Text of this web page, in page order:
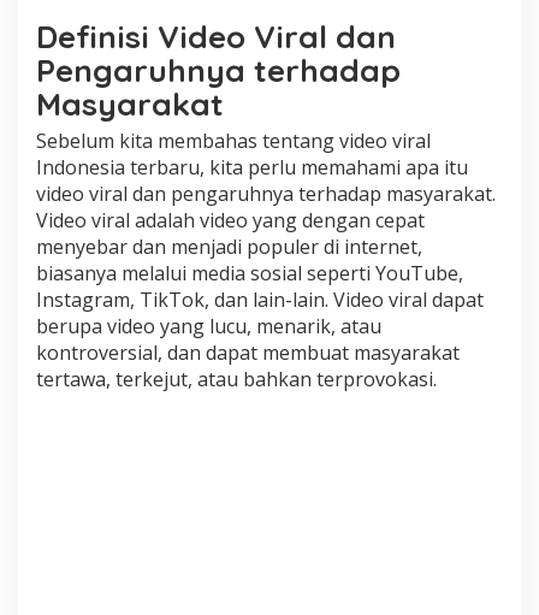
t
I
n
i
Definisi Video Viral dan
Pengaruhnya terhadap
Masyarakat
Sebelum kita membahas tentang video viral
Indonesia terbaru, kita perlu memahami apa itu
video viral dan pengaruhnya terhadap masyarakat.
Video viral adalah video yang dengan cepat
menyebar dan menjadi populer di internet,
biasanya melalui media sosial seperti YouTube,
Instagram, TikTok, dan lain-lain. Video viral dapat
berupa video yang lucu, menarik, atau
kontroversial, dan dapat membuat masyarakat
tertawa, terkejut, atau bahkan terprovokasi.